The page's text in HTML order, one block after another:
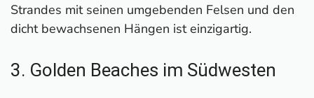
Strandes mit seinen umgebenden Felsen und den
dicht bewachsenen Hängen ist einzigartig.
3. Golden Beaches im Südwesten